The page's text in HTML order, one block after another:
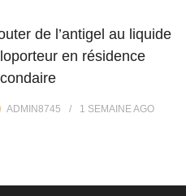
de l’antigel au liquide
en résidence
ADMIN8745 1 SEMAINE AGO